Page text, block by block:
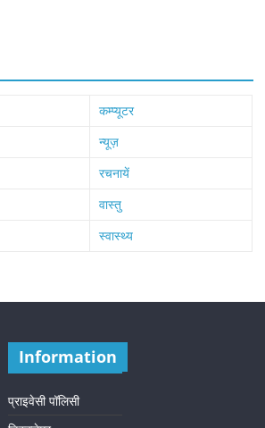
कम्प्यूटर
न्यूज़
रचनायें
वास्तु
स्वास्थ्य
Information
प्राइवेसी पॉलिसी